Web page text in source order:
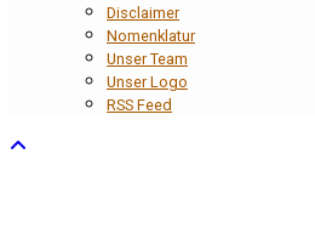
Disclaimer
Nomenklatur
Unser Team
Unser Logo
RSS Feed